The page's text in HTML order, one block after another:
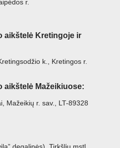
r.
aikštelė Kretingoje ir
k., Kretingos r.
aikštelė Mažeikiuose:
Mažeikių r. sav., LT-89328